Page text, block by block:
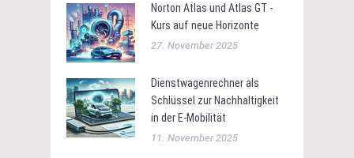
Norton Atlas und Atlas GT -
Kurs auf neue Horizonte
27. November 2025
Dienstwagenrechner als
Schlüssel zur Nachhaltigkeit
in der E-Mobilität
11. November 2025